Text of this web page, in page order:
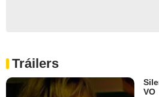
Tráilers
VO